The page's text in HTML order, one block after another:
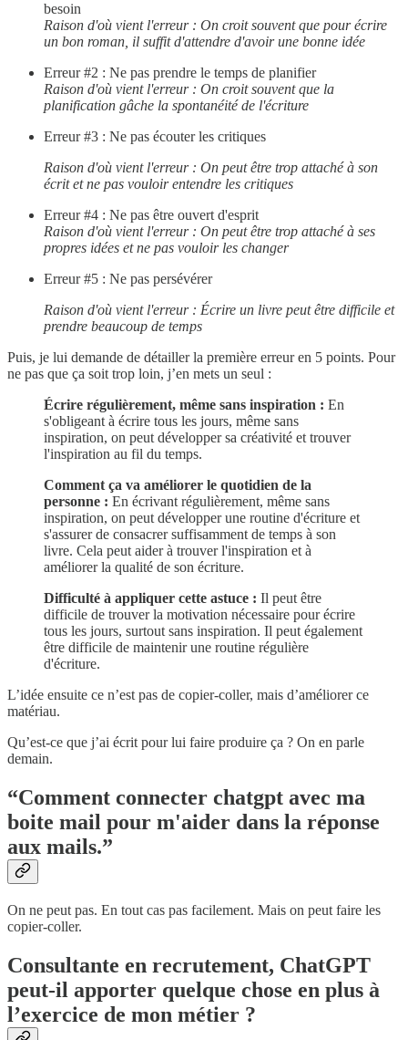
besoin
Raison d'où vient l'erreur : On croit souvent que pour écrire
un bon roman, il suffit d'attendre d'avoir une bonne idée
Erreur #2 : Ne pas prendre le temps de planifier
Raison d'où vient l'erreur : On croit souvent que la
planification gâche la spontanéité de l'écriture
Erreur #3 : Ne pas écouter les critiques
Raison d'où vient l'erreur : On peut être trop attaché à son
écrit et ne pas vouloir entendre les critiques
Erreur #4 : Ne pas être ouvert d'esprit
Raison d'où vient l'erreur : On peut être trop attaché à ses
propres idées et ne pas vouloir les changer
Erreur #5 : Ne pas persévérer
Raison d'où vient l'erreur : Écrire un livre peut être difficile et
prendre beaucoup de temps
Puis, je lui demande de détailler la première erreur en 5 points. Pour
ne pas que ça soit trop loin, j’en mets un seul :
Écrire régulièrement, même sans inspiration : En
s'obligeant à écrire tous les jours, même sans
inspiration, on peut développer sa créativité et trouver
l'inspiration au fil du temps.
Comment ça va améliorer le quotidien de la
personne : En écrivant régulièrement, même sans
inspiration, on peut développer une routine d'écriture et
s'assurer de consacrer suffisamment de temps à son
livre. Cela peut aider à trouver l'inspiration et à
améliorer la qualité de son écriture.
Difficulté à appliquer cette astuce : Il peut être
difficile de trouver la motivation nécessaire pour écrire
tous les jours, surtout sans inspiration. Il peut également
être difficile de maintenir une routine régulière
d'écriture.
L’idée ensuite ce n’est pas de copier-coller, mais d’améliorer ce
matériau.
Qu’est-ce que j’ai écrit pour lui faire produire ça ? On en parle
demain.
“Comment connecter chatgpt avec ma
boite mail pour m'aider dans la réponse
aux mails.”
On ne peut pas. En tout cas pas facilement. Mais on peut faire les
copier-coller.
Consultante en recrutement, ChatGPT
peut-il apporter quelque chose en plus à
l’exercice de mon métier ?